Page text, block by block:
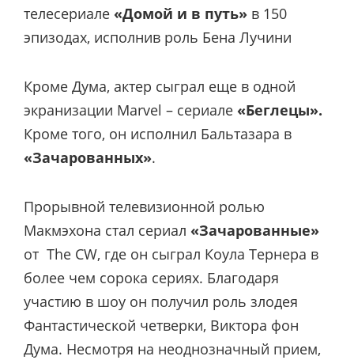
телесериале «Домой и в путь» в 150
эпизодах, исполнив роль Бена Лучини
Кроме Дума, актер сыграл еще в одной
экранизации Marvel – сериале «Беглецы».
Кроме того, он исполнил Бальтазара в
«Зачарованных».
Прорывной телевизионной ролью
Макмэхона стал сериал «Зачарованные»
от The CW, где он сыграл Коула Тернера в
более чем сорока сериях. Благодаря
участию в шоу он получил роль злодея
Фантастической четверки, Виктора фон
Дума. Несмотря на неоднозначный прием,